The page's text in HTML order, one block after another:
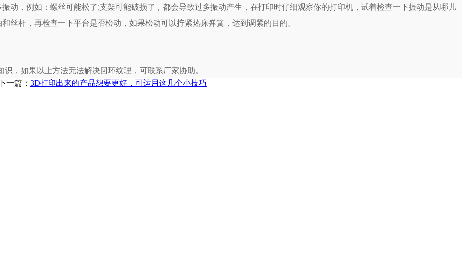
动，例如：螺丝可能松了;支架可能破损了，都会导致过多振动产生，在打印时仔细观察你的打印机，试着检查一下振动是从哪儿
丝杆，再检查一下平台是否松动，如果松动可以拧紧热床弹簧，达到调紧的目的。
，如果以上方法无法解决回环纹理，可联系厂家协助。
一篇： 3D打印出来的产品想要更好，可运用这几个小技巧